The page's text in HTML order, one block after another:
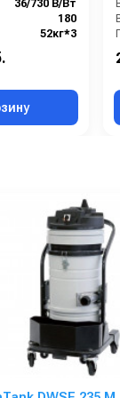
36/730 В/Вт
180
52кг*3